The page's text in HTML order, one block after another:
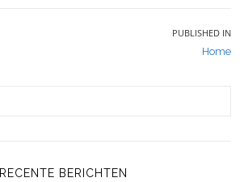
PUBLISHED IN
Home
RECENTE BERICHTEN